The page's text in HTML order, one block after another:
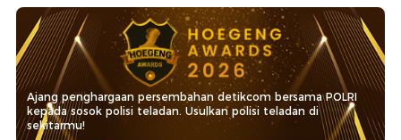
Ajang penghargaan persembahan detikcom bersama POLRI
kepada sosok polisi teladan. Usulkan polisi teladan di
sekitarmu!